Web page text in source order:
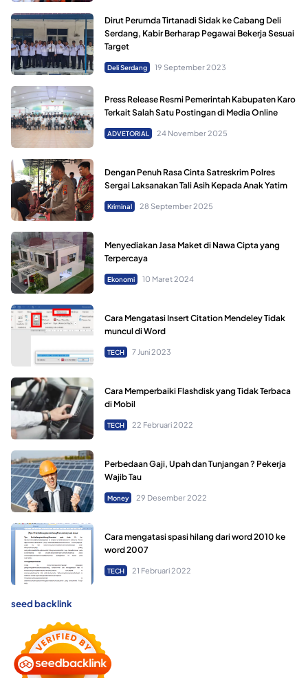
Dirut Perumda Tirtanadi Sidak ke Cabang Deli
Serdang, Kabir Berharap Pegawai Bekerja Sesuai
Target
Deli Serdang 19 September 2023
Press Release Resmi Pemerintah Kabupaten Karo
Terkait Salah Satu Postingan di Media Online
ADVETORIAL 24 November 2025
Dengan Penuh Rasa Cinta Satreskrim Polres
Sergai Laksanakan Tali Asih Kepada Anak Yatim
Kriminal 28 September 2025
Menyediakan Jasa Maket di Nawa Cipta yang
Terpercaya
Ekonomi 10 Maret 2024
Cara Mengatasi Insert Citation Mendeley Tidak
muncul di Word
TECH 7 Juni 2023
Cara Memperbaiki Flashdisk yang Tidak Terbaca
di Mobil
TECH 22 Februari 2022
Perbedaan Gaji, Upah dan Tunjangan ? Pekerja
Wajib Tau
Money 29 Desember 2022
Cara mengatasi spasi hilang dari word 2010 ke
word 2007
TECH 21 Februari 2022
seed backlink